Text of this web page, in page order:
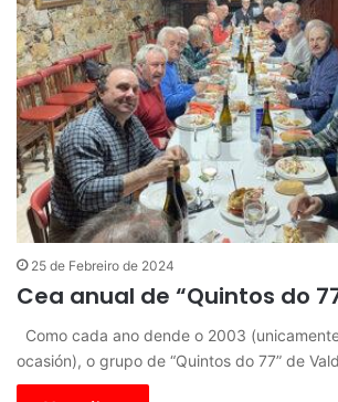
25 de Febreiro de 2024
Cea anual de “Quintos do
Como cada ano dende o 2003
ocasión), o grupo de “Quintos do 77” de